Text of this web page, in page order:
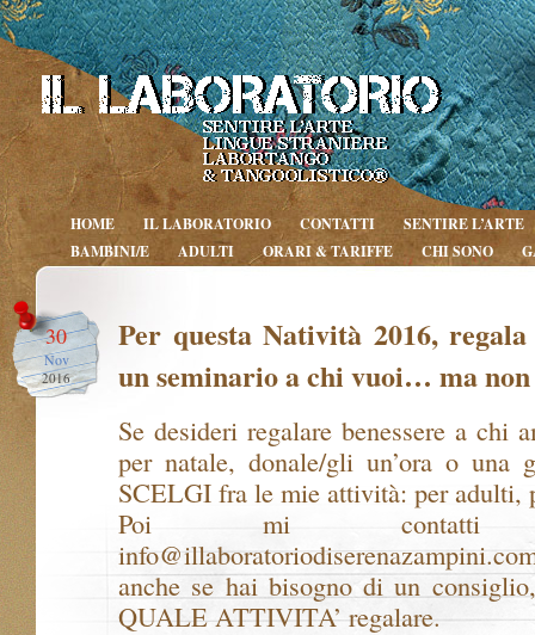
HOME IL LABORATORIO CONTATTI
SENTIRE L’ARTE
BAMBINI/E
ADULTI ORARI & TARIFFE CHI SONO
30
Nov
2016
Per questa Natività 2016, regala
un seminario a chi vuoi… ma
Se desideri regalare benessere a chi
per natale, donale/gli un’ora o una
SCELGI fra le mie attività: per
Poi mi
anche se hai bisogno di un
QUALE ATTIVITA’ regalare.